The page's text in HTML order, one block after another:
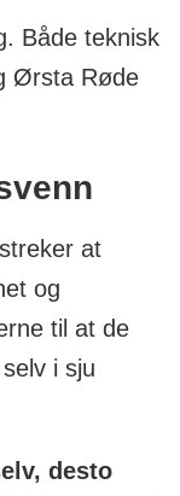
Både teknisk
Ørsta Røde
at
og
til at de
i sju
desto